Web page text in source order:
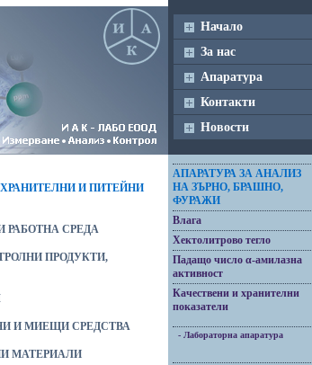
Начало
За нас
Апаратура
Контакти
Новости
И ПИТЕЙНИ
РАБОТНА СРЕДА
ПРОДУКТИ,
И МИЕЩИ СРЕДСТВА
МАТЕРИАЛИ
АПАРАТУРА ЗА АНАЛИЗ
НА ЗЪРНО, БРАШНО,
ФУРАЖИ
Влага
Хектолитрово тегло
Падащо число α-амилазна
активност
Качествени и хранителни
показатели
- Лабораторна апаратура